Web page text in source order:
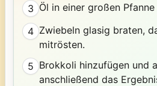
3 Öl in einer großen
4 Zwiebeln glasig braten,
mitrösten.
5 Brokkoli hinzufügen und
anschließend das